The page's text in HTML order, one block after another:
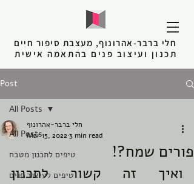
חלי ברבר-אהרונוף, מעצבת סיפור חיים
תכנון ועיצוב פנים בהתאמה אישית
Post
All Posts
טיפים לתכנון מטבח
טיפים לעיצוב פנים
All Posts
פורים שמח?!
חלי ברבר-אהרונוף
Mar 15, 2022 3 min read
ואיך זה קשור לתכנון